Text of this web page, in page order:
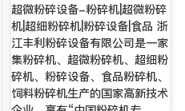
超微粉碎设备-粉碎机|超微粉碎
机|超细粉碎机|粉碎设备|食品 浙
江丰利粉碎设备有限公司是一家
集粉碎机、超微粉碎机、超细粉
碎机、粉碎设备、食品粉碎机、
饲料粉碎机生产的国家高新技术